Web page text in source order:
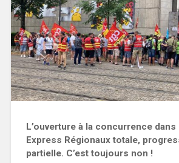
L’ouverture à la concurrence dans
Express Régionaux totale,
partielle. C’est toujours non !